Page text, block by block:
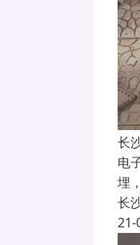
长
电
埋
长
21-